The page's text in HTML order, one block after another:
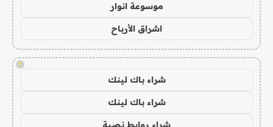
موسوعة انوار
اشراق الأرباح
!
شراء باك لينك
شراء باك لينك
شراء روابط نصية